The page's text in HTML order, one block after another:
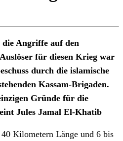
Angriffe auf den
für diesen Krieg war
durch die islamische
Kassam-Brigaden.
Gründe für die
Jules Jamal El-Khatib
Kilometern Länge und 6 bis